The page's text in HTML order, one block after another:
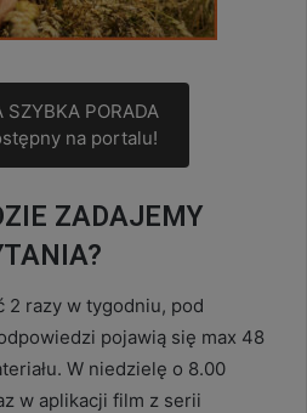
SZYBKA PORADA
na portalu!
ZADAJEMY
2 razy w tygodniu, pod
pojawią się max 48
W niedzielę o 8.00
w aplikacji film z serii